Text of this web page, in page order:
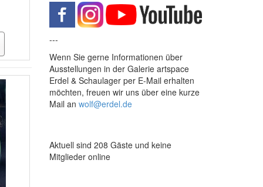
---
Wenn Sie gerne Informationen über
Ausstellungen in der Galerie artspace
Erdel & Schaulager per E-Mail erhalten
möchten, freuen wir uns über eine kurze
Mail an wolf@erdel.de
Aktuell sind 208 Gäste und keine
Mitglieder online